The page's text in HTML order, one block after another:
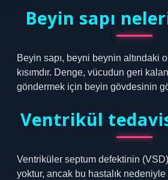
Beyin sapı
Beyin sapı, beyni beynin altındaki
kısımdır. Denge, vücudun geri
göndermek için beyin gövdesinin
Ventrikül
Ventriküler septum defektinin
yoktur, ancak bu hastalık